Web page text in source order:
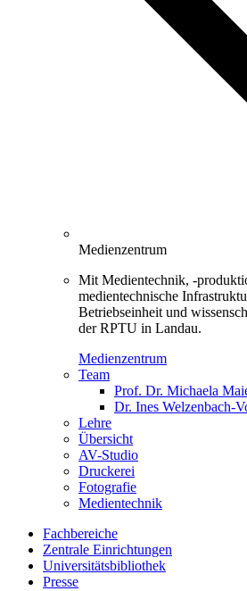
Medienzentrum
Mit Medientechnik, -
medientechnische
Betriebseinheit und
der RPTU in Landau.
Medienzentrum
Team
Prof. Dr. Michaela
Dr. Ines Welzenbach-
Lehre
Übersicht
AV-Studio
Druckerei
Fotografie
Medientechnik
Fachbereiche
Zentrale Einrichtungen
Universitätsbibliothek
Presse